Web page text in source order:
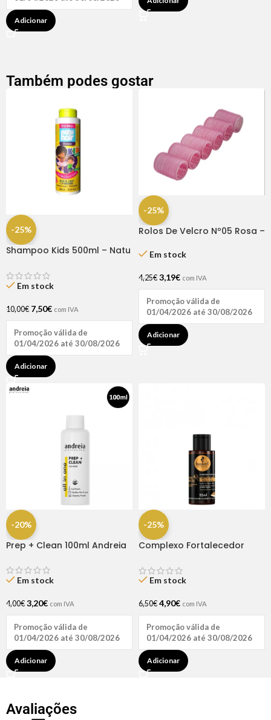
Adicionar
Também podes gostar
-25%
Shampoo Kids 500ml – Natu
Em stock
10,00€ 7,50€ com IVA
Promoção válida de
01/04/2026 até 30/08/2026
Adicionar
-25%
Rolos De Velcro Nº05 Rosa –
Em stock
4,25€ 3,19€ com IVA
Promoção válida de
01/04/2026 até 30/08/2026
Adicionar
-20%
Prep + Clean 100ml Andreia
Em stock
4,00€ 3,20€ com IVA
Promoção válida de
01/04/2026 até 30/08/2026
Adicionar
-25%
Complexo Fortalecedor
Em stock
6,50€ 4,90€ com IVA
Promoção válida de
01/04/2026 até 30/08/2026
Adicionar
Avaliações